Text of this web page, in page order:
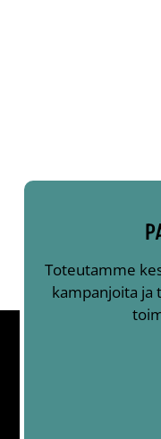
Toteutamme
kampanjoita ja